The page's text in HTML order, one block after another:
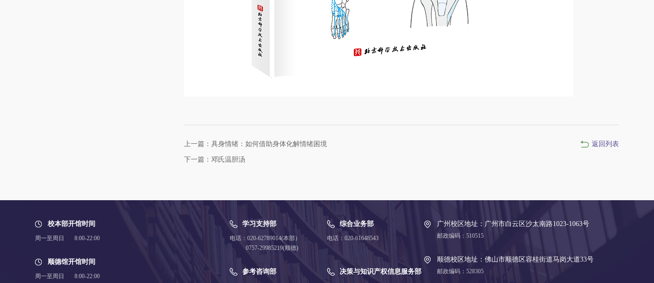
上一篇：具身情绪：如何借助身体化解情绪困境
下一篇：邓氏温胆汤
返回列表
校本部开馆时间
周一至周日 8:00-22:00
顺德馆开馆时间
周一至周日 8:00-22:00
学习支持部
电话：020-62789014(本部）
0757-29985219(顺德)
综合业务部
电话：020-61648543
参考咨询部 决策与知识产权信息服务部
广州校区地址：广州市白云区沙太南路1023-1063号
邮政编码：510515
顺德校区地址：佛山市顺德区容桂街道马岗大道33号
邮政编码：528305